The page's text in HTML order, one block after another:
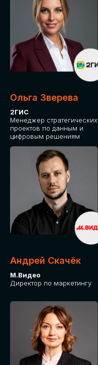
Ольга Зверева
2ГИС
Менеджер стратегических
проектов по данным и
цифровым решениям
Андрей Скачёк
М.Видео
Директор по маркетингу